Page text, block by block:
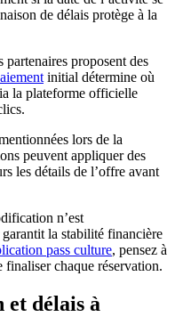
de délais protège à la
partenaires proposent des
initial détermine où
la plateforme officielle
lors de la
peuvent appliquer des
les détails de l’offre avant
n’est
la stabilité financière
pass culture, pensez à
chaque réservation.
et délais à